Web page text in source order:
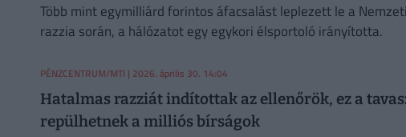
Több mint egymilliárd forintos áfacsalást leplezett le a
razzia során, a hálózatot egy egykori élsportoló irányította.
PÉNZCENTRUM/MTI | 2026. április 30. 14:04
Hatalmas razziát indítottak az ellenőrök, ez a
repülhetnek a milliós bírságok